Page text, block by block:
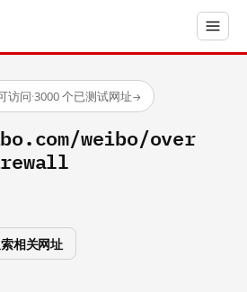
访问·3000 个已测试网址→
weibo/over
相关网址